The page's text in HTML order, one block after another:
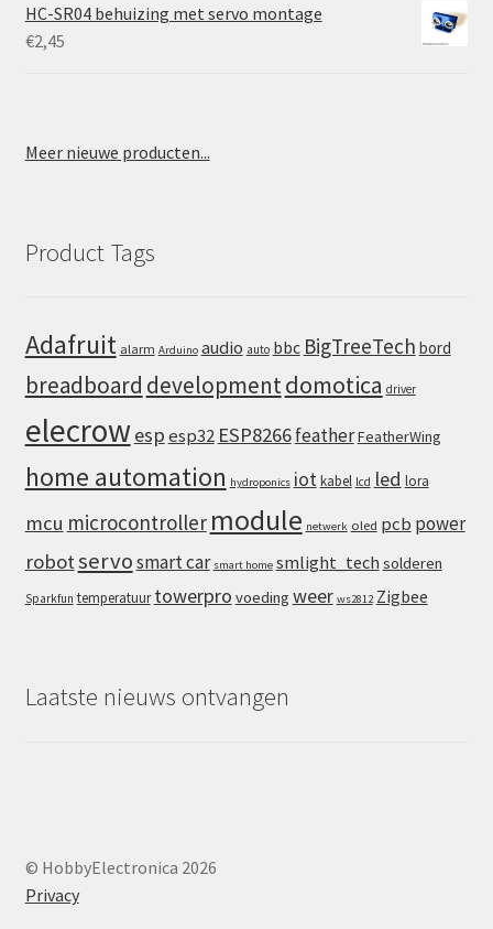
HC-SR04 behuizing met servo montage
€2,45
Meer nieuwe producten...
Product Tags
Adafruit alarm Arduino audio auto bbc BigTreeTech bord
breadboard developmentdomotica driver
elecrowespesp32 ESP8266featherFeatherWing
home automation hydroponics iot kabel lcd led lora
mcu microcontroller module netwerk oled pcb power
robotservosmart car smart home smlight_tech solderen
Sparkfun temperatuur towerpro voeding weer ws2812 Zigbee
Laatste nieuws ontvangen
© HobbyElectronica 2026
Privacy